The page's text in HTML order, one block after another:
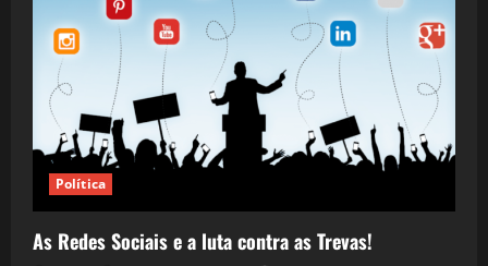
Política
As Redes Sociais e a luta contra as Trevas!